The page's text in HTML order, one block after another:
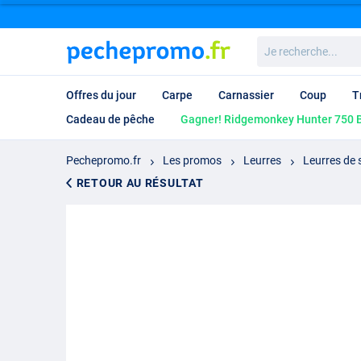
recherche...
Offres du jour Carpe Carnassier Coup
Cadeau de pêche
Gagner! Ridgemonkey Hunter 750
Pechepromo.fr Les promos Leurres
Leurres de
RETOUR AU RÉSULTAT